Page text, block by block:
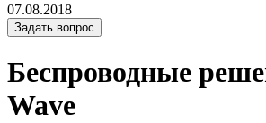
07.08.2018
Задать вопрос
Беспроводные
Wave